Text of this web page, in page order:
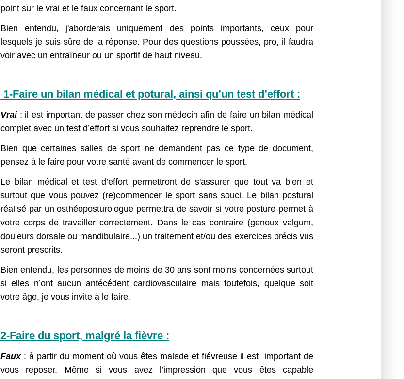
point sur le vrai et le faux concernant le sport.
Bien entendu, j'aborderais uniquement des points importants, ceux pour
lesquels je suis sûre de la réponse. Pour des questions poussées, pro, il faudra
voir avec un entraîneur ou un sportif de haut niveau.
1-Faire un bilan médical et potural, ainsi qu’un test d’effort :
Vrai: il est important de passer chez son médecin afin de faire un bilan médical
complet avec un test d’effort si vous souhaitez reprendre le sport.
Bien que certaines salles de sport ne demandent pas ce type de document,
pensez à le faire pour votre santé avant de commencer le sport.
Le bilan médical et test d’effort permettront de s'assurer que tout va bien et
surtout que vous pouvez (re)commencer le sport sans souci. Le bilan postural
réalisé par un osthéoposturologue permettra de savoir si votre posture permet à
votre corps de travailler correctement. Dans le cas contraire (genoux valgum,
douleurs dorsale ou mandibulaire...) un traitement et/ou des exercices précis vus
seront prescrits.
Bien entendu, les personnes de moins de 30 ans sont moins concernées surtout
si elles n’ont aucun antécédent cardiovasculaire mais toutefois, quelque soit
votre âge, je vous invite à le faire.
2-Faire du sport, malgré la fièvre :
Faux : à partir du moment où vous êtes malade et fiévreuse il est important de
vous reposer. Même si vous avez l’impression que vous êtes capable